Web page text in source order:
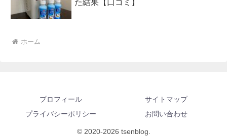
た結果【口コミ】
ホーム
プロフィール
サイトマップ
プライバシーポリシー
お問い合わせ
© 2020-2026 tsenblog.